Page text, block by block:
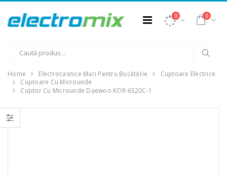
0 0
Home Electrocasnice Mari Pentru Bucătărie
Cuptoare Electrice
Cuptoare Cu Microunde
Cuptor Cu Microunde Daewoo KOR-6S20C-1